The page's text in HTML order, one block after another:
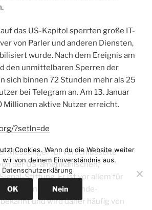
das US-Kapitol sperrten große IT-
von Parler und anderen Diensten,
wurde. Nach dem Ereignis am
den unmittelbaren Sperren der
sich binnen 72 Stunden mehr als 25
bei Telegram an. Am 13. Januar
Millionen aktive Nutzer erreicht.
?setln=de
Messenger für verschlüsselte
der US-amerikanischen,
Stiftung. Er ist vor allem für
und Ende-zu-Ende-
und wird daher häufig von
Cookies. Wenn du die Website weiter
von deinem Einverständnis aus.
Datenschutzerklärung
OK Nein